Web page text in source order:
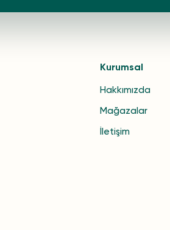
Kurumsal
Hakkımızda
Mağazalar
İletişim